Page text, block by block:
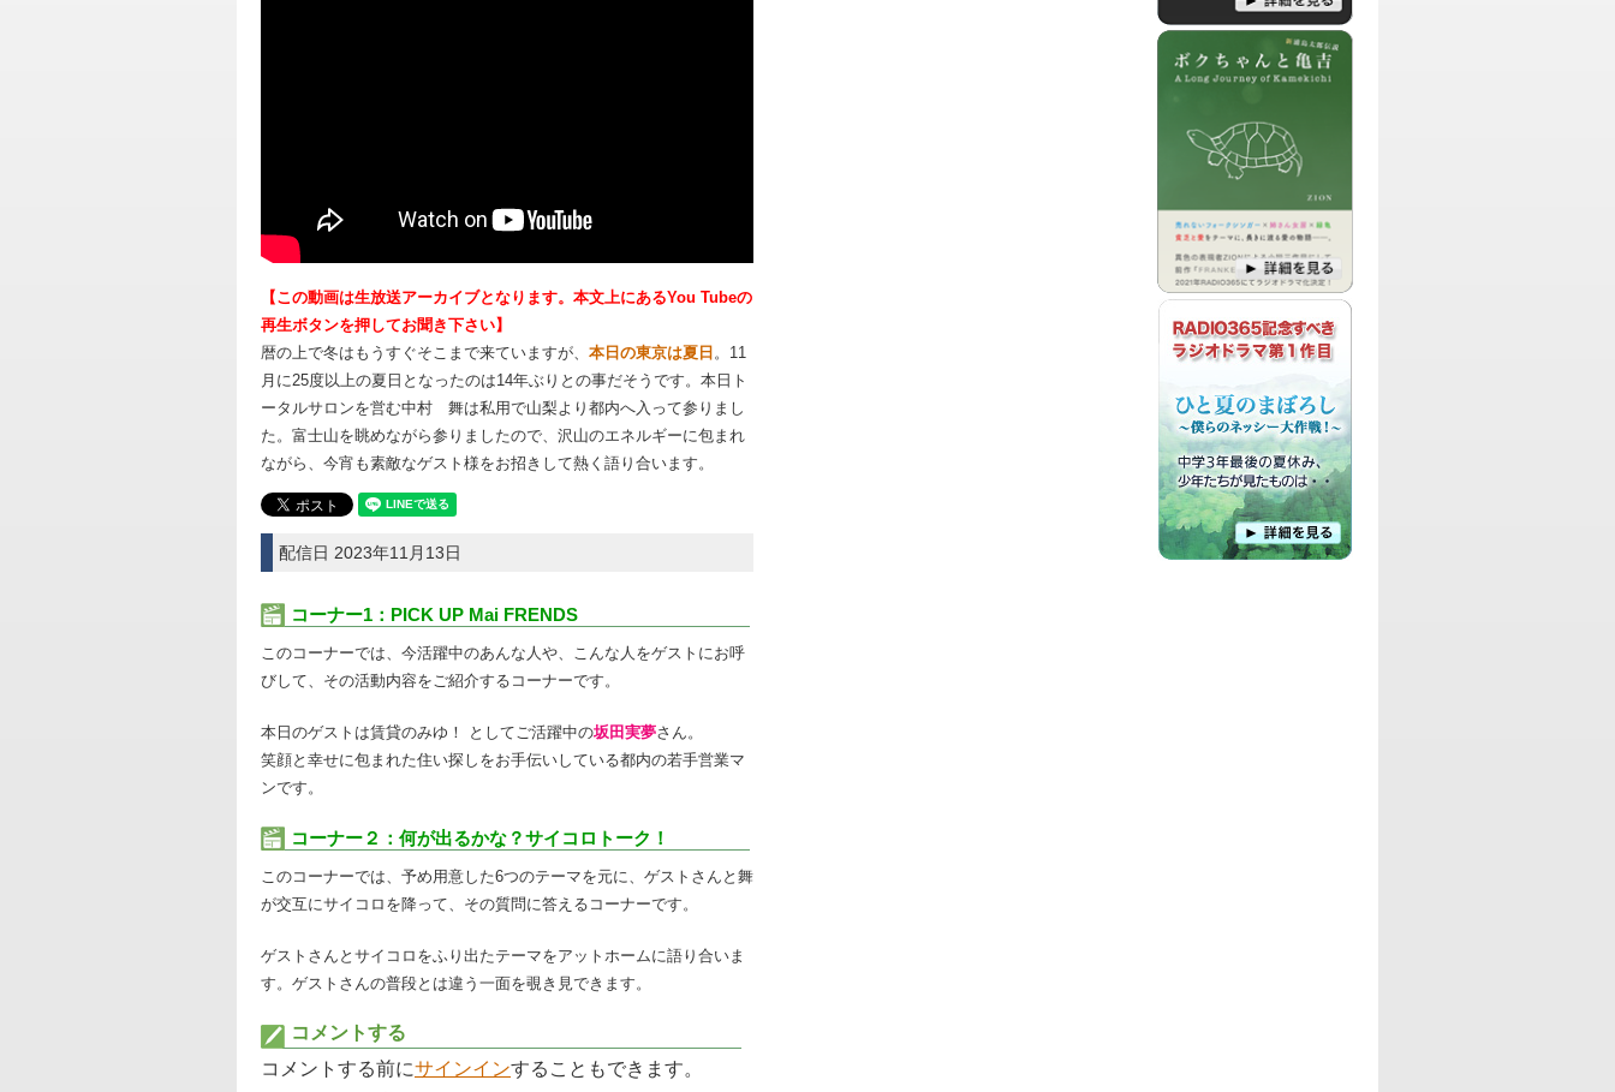
【この動画は生放送アーカイブとなります。本文上にあるYou Tubeの
再生ボタンを押してお聞き下さい】
暦の上で冬はもうすぐそこまで来ていますが、 本日の東京は夏日 。11
月に25度以上の夏日となったのは14年ぶりとの事だそうです。本日ト
ータルサロンを営む中村 舞は私用で山梨より都内へ入って参りまし
た。富士山を眺めながら参りましたので、沢山のエネルギーに包まれ
ながら、今宵も素敵なゲスト様をお招きして熱く語り合います。
配信日 2023年11月13日
コーナー1：PICK UP Mai FRENDS
このコーナーでは、今活躍中のあんな人や、こんな人をゲストにお呼
びして、その活動内容をご紹介するコーナーです。
本日のゲストは賃貸のみゆ！ としてご活躍中の坂田実夢さん。
笑顔と幸せに包まれた住い探しをお手伝いしている都内の若手営業マ
ンです。
コーナー２：何が出るかな？サイコロトーク！
このコーナーでは、予め用意した6つのテーマを元に、ゲストさんと舞
が交互にサイコロを降って、その質問に答えるコーナーです。
ゲストさんとサイコロをふり出たテーマをアットホームに語り合いま
す。ゲストさんの普段とは違う一面を覗き見できます。
コメントする
コメントする前にサインインすることもできます。
草食系腐女子ちゃっぴーが「ちゃっぴー
はほんと料理下手だなあ・・」と言われ
理番組です！
ダイナマイト☆ナオキ
による、リスナーのみんなからの人生相
談アレコレを解決したり、身近にいる友
人や、アーティスト達を交えて紹介した
りする愉快な番組です。
パーソナリティ：Leo
を、店主Leoが心を込めておもてなしト
ークする自由気ままな番組です。
パーソナリティ：ちゃっぴー
いつかの売れっ子MC、ナレーターを目
指す「DJ ちゃっぴー」がお送りする、
お気に入り情報、ハワイに関する情報を
紹介する番組です。
パーソナリティ： 中村大樹